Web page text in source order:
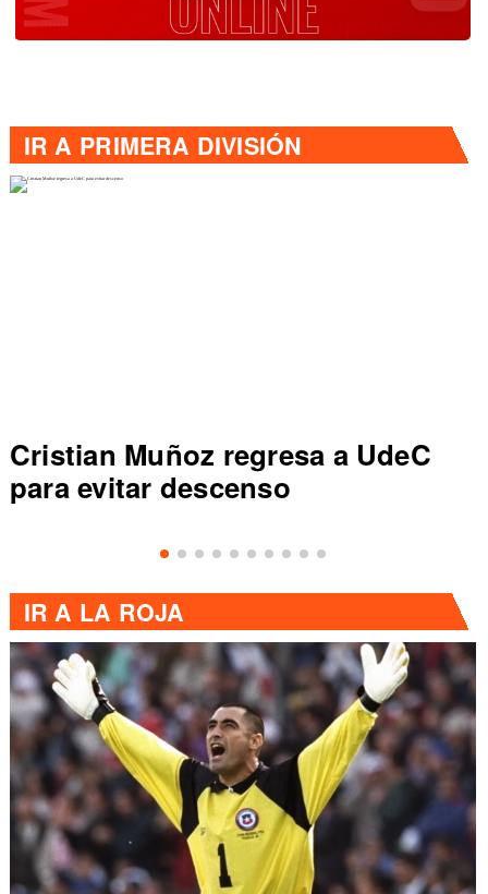
IR A PRIMERA DIVISIÓN
Cristian Muñoz regresa a UdeC
para evitar descenso
IR A LA ROJA